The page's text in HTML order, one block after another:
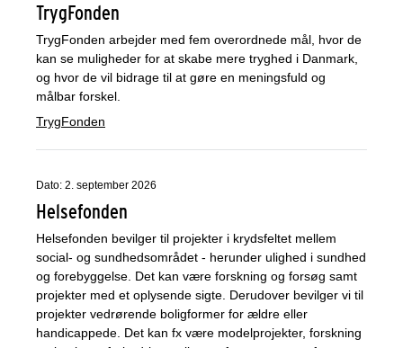
TrygFonden
TrygFonden arbejder med fem overordnede mål, hvor de
kan se muligheder for at skabe mere tryghed i Danmark,
og hvor de vil bidrage til at gøre en meningsfuld og
målbar forskel.
TrygFonden
Dato: 2. september 2026
Helsefonden
Helsefonden bevilger til projekter i krydsfeltet mellem
social- og sundhedsområdet - herunder ulighed i sundhed
og forebyggelse. Det kan være forskning og forsøg samt
projekter med et oplysende sigte. Derudover bevilger vi til
projekter vedrørende boligformer for ældre eller
handicappede. Det kan fx være modelprojekter, forskning